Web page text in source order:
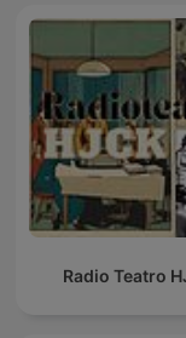
Radio Teatro